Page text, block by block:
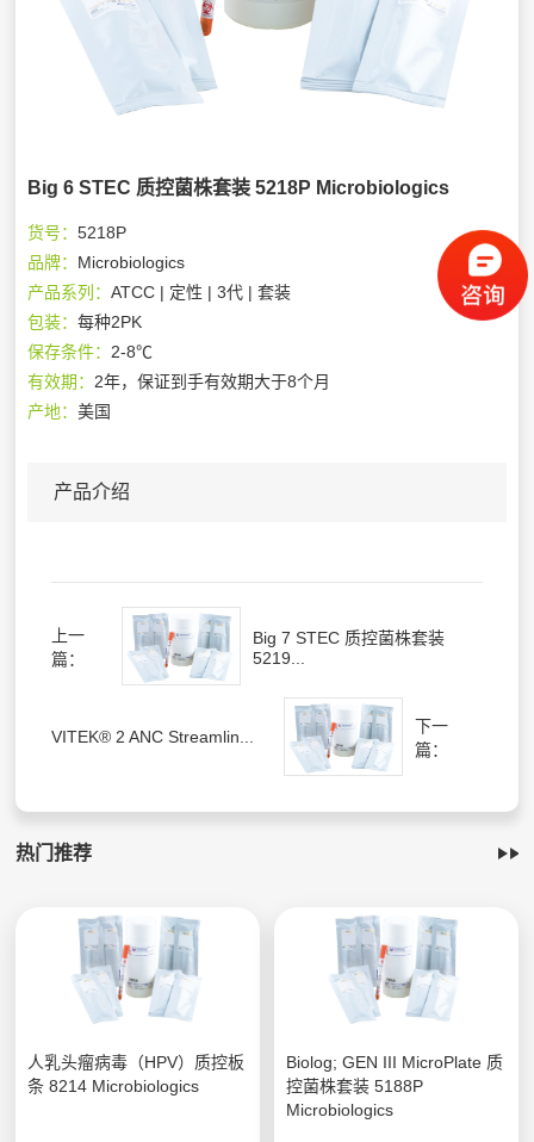
Big 6 STEC 质控菌株套装 5218P Microbiologics
货号：5218P
品牌： Microbiologics
产品系列：ATCC | 定性 | 3代 | 套装
包装：每种2PK
保存条件： 2-8℃
有效期： 2年，保证到手有效期大于8个月
产地：美国
产品介绍
上一
篇：
Big 7 STEC 质控菌株套装
5219...
VITEK® 2 ANC Streamlin...
下一
篇：
热门推荐
人乳头瘤病毒（HPV）质控板
条 8214 Microbiologics
Biolog; GEN III MicroPlate 质
控菌株套装 5188P
Microbiologics